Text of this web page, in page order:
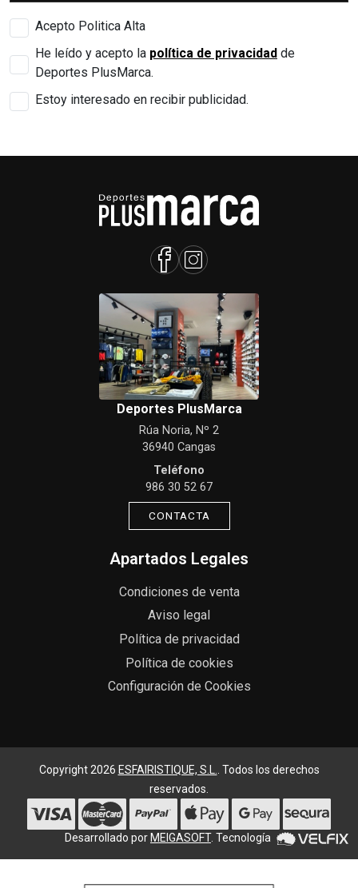
Acepto Politica Alta
He leído y acepto la política de privacidad de
Deportes PlusMarca.
Estoy interesado en recibir publicidad.
Deportes PlusMarca
Rúa Noria, Nº 2
36940 Cangas
Teléfono
986 30 52 67
CONTACTA
Apartados Legales
Condiciones de venta
Aviso legal
Política de privacidad
Política de cookies
Configuración de Cookies
Copyright 2026 ESFAIRISTIQUE, S.L.. Todos los derechos
reservados.
Desarrollado por MEIGASOFT. Tecnología